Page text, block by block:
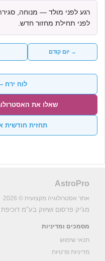
רגע לפני מולד — מנוחה,
לפני תחילת מחזור חדש.
→ יום קודם
לוח ירח —
שאלו את
תחזית חודשית
AstroPro
אתר אסטרולוגיה מקצועית © 2026
מג'יק פרסום ושיווק בע"מ דוכיפת 14, קריית אתא
מסמכים ומדיניות
תנאי שימוש
מדיניות פרטיות